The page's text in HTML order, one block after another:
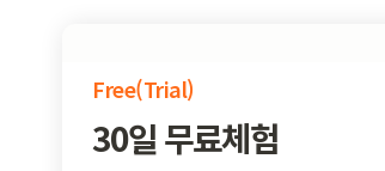
Free(Trial)
30일 무료체험